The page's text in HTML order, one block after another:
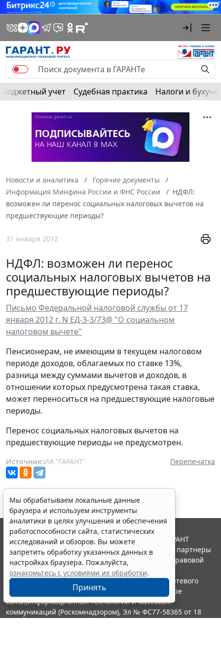
Бюджетный учет Судебная практика Налоги и
Новости и аналитика
Горячие документы
Информация Минфина России и ФНС России
НДФЛ:
возможен ли перенос социальных налоговых вычетов на
предшествующие периоды?
31 января 2012
НДФЛ: возможен ли перенос
социальных налоговых вычетов на
предшествующие периоды?
Письмо Федеральной налоговой службы от 17
января 2012 г. N ЕД-3-3/73@ "О социальном
налоговом вычете"
Пенсионерам, не имеющим в текущем налоговом
периоде доходов, облагаемых по ставке 13%,
разница между суммами вычетов и доходов, в
отношении которых предусмотрена такая ставка,
может переноситься на предшествующие налоговые
периоды.
Перенос социальных налоговых вычетов на
предшествующие периоды не предусмотрен.
Источник:ИА "ГАРАНТ" Перепечатка
Мы обрабатываем локальные данные
браузера и используем инструменты
аналитики в целях улучшения и обеспечения
работоспособности сайта, статистических
исследований и обзоров. Вы можете
запретить обработку указанных данных в
настройках браузера. Пожалуйста,
ознакомьтесь с условиями их обработки.
Принять
© ООО "НПП "ГАРАНТ-СЕРВИС", 2026. Система ГАРАНТ
выпускается с 1990 года. Компания "Гарант" и ее партнеры
являются участниками Российской ассоциации правовой
информации ГАРАНТ.
Портал ГАРАНТ.РУ зарегистрирован в качестве сетевого
издания Федеральной службой по надзору в сфере
связи,информационных технологий и массовых
коммуникаций (Роскомнадзором), Эл № ФС77-58365 от 18